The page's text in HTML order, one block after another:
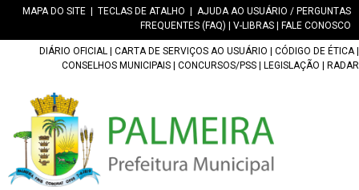
MAPA DO SITE TECLAS DE ATALHO
AJUDA AO USUÁRIO / PERGUNTAS
FREQUENTES (FAQ)
V-LIBRAS FALE CONOSCO
DIÁRIO OFICIAL CARTA DE SERVIÇOS AO USUÁRIO CÓDIGO DE ÉTICA|
CONSELHOS MUNICIPAIS
CONCURSOS/PSS LEGISLAÇÃO RADAR